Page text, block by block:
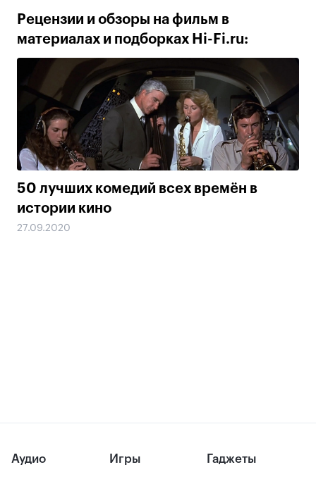
Рецензии и обзоры на фильм в
материалах и подборках Hi-Fi.ru:
50 лучших комедий всех времён в
истории кино
27.09.2020
Аудио Игры Гаджеты